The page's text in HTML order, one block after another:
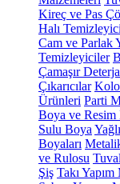
Kireç ve Pas
Halı
Cam ve Parlak
Temizleyiciler
Çamaşır
Çıkarıcılar
Ürünleri Parti
Boya ve Resim
Sulu Boya
Boyaları
ve Rulosu Tuval
Şiş Takı